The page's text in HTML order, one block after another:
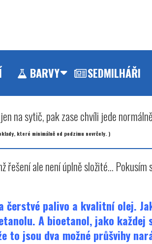
BARVY SEDMILHÁŘI
na sytič, pak zase chvíli jede
které minimálně od podzimu nevrčely. )
ale není úplně složité...
palivo a kvalitní olej.
A bioetanol, jako každej
to jsou dva možné průšvihy